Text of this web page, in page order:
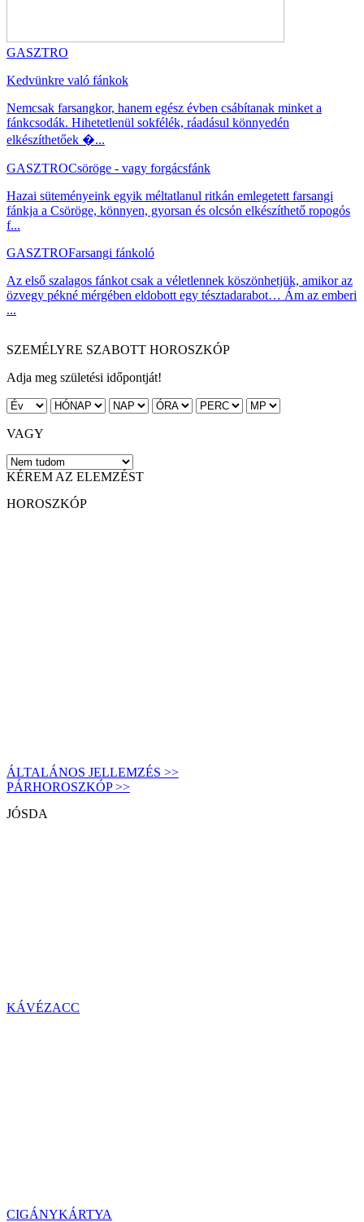
GASZTRO
Kedvünkre való fánkok
Nemcsak farsangkor, hanem egész évben csábítanak minket a
fánkcsodák. Hihetetlenül sokfélék, ráadásul könnyedén
elkészíthetőek �...
GASZTROCsöröge - vagy forgácsfánk
Hazai süteményeink egyik méltatlanul ritkán emlegetett farsangi
fánkja a Csöröge, könnyen, gyorsan és olcsón elkészíthető ropogós
f...
GASZTROFarsangi fánkoló
Az első szalagos fánkot csak a véletlennek köszönhetjük, amikor az
özvegy pékné mérgében eldobott egy tésztadarabot… Ám az emberi
...
SZEMÉLYRE SZABOTT HOROSZKÓP
Adja meg születési időpontját!
VAGY
KÉREM AZ ELEMZÉST
HOROSZKÓP
ÁLTALÁNOS JELLEMZÉS >>
PÁRHOROSZKÓP >>
JÓSDA
KÁVÉZACC
CIGÁNYKÁRTYA